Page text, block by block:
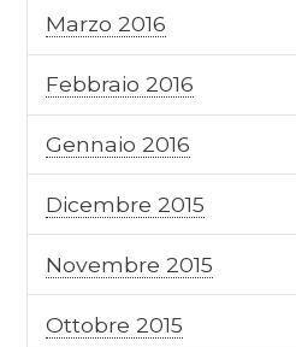
Marzo 2016
Febbraio 2016
Gennaio 2016
Dicembre 2015
Novembre 2015
Ottobre 2015